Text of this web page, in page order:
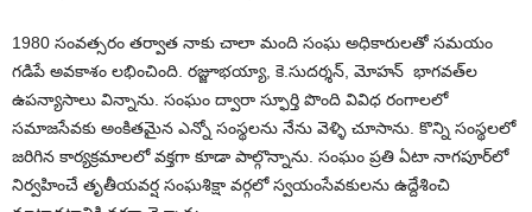
1980 సంవత్సరం తర్వాత నాకు చాలా మంది సంఘ అధికారులతో సమయం
గడిపే అవకాశం లభించింది. రజ్జూభయ్యా, కె.సుదర్శన్‌, మోహన్‌ భాగవత్‌ల
ఉపన్యాసాలు విన్నాను. సంఘం ద్వారా స్ఫూర్తి పొంది వివిధ రంగాలలో
సమాజసేవకు అంకితమైన ఎన్నో సంస్థలను నేను వెళ్ళి చూసాను. కొన్ని సంస్థలలో
జరిగిన కార్యక్రమాలలో వక్తగా కూడా పాల్గొన్నాను. సంఘం ప్రతి ఏటా నాగపూర్‌లో
నిర్వహించే తృతీయవర్ష సంఘశిక్షా వర్గలో స్వయంసేవకులను ఉద్దేశించి